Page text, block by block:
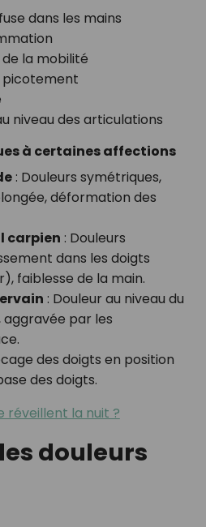
dans les mains
la mobilité
picotement
niveau des articulations
à certaines affections
: Douleurs symétriques,
déformation des
carpien : Douleurs
dans les doigts
faiblesse de la main.
: Douleur au niveau du
par les
des doigts en position
des doigts.
réveillent la nuit ?
douleurs